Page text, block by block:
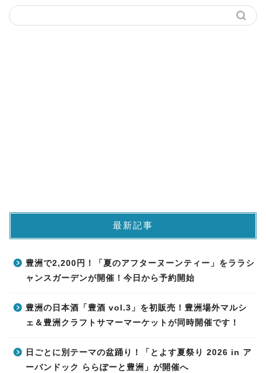
最新記事
豊洲で2,200円！「夏のアフターヌーンティー」をララシ
ャンスガーデンが開催！今日から予約開始
豊洲の日本酒「豊酒 vol.3」を初販売！豊洲場外マルシ
ェ＆豊洲クラフトサマーマーケットが同時開催です！
日ごとに別テーマの盆踊り！「とよす夏祭り 2026 in ア
ーバンドック ららぽーと豊洲」が開催へ